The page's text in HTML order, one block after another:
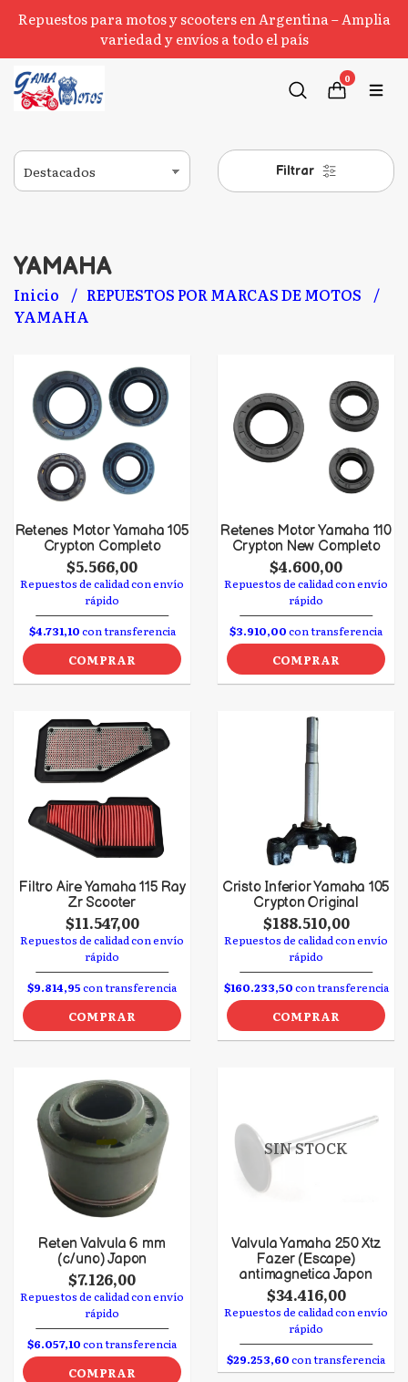
Repuestos para motos y scooters en Argentina – Amplia
variedad y envíos a todo el país
0
Filtrar
YAMAHA
Inicio
REPUESTOS POR MARCAS DE MOTOS
YAMAHA
Retenes Motor Yamaha 105
Crypton Completo
$5.566,00
Repuestos de calidad con envío
rápido
$4.731,10con transferencia
COMPRAR
Retenes Motor Yamaha 110
Crypton New Completo
$4.600,00
Repuestos de calidad con envío
rápido
$3.910,00con transferencia
COMPRAR
Filtro Aire Yamaha 115 Ray
Zr Scooter
$11.547,00
Repuestos de calidad con envío
rápido
$9.814,95con transferencia
COMPRAR
Cristo Inferior Yamaha 105
Crypton Original
$188.510,00
Repuestos de calidad con envío
rápido
$160.233,50con transferencia
COMPRAR
Reten Valvula 6 mm
(c/uno) Japon
$7.126,00
Repuestos de calidad con envío
rápido
$6.057,10con transferencia
COMPRAR
SIN STOCK
Valvula Yamaha 250 Xtz
Fazer (Escape)
antimagnetica Japon
$34.416,00
Repuestos de calidad con envío
rápido
$29.253,60con transferencia